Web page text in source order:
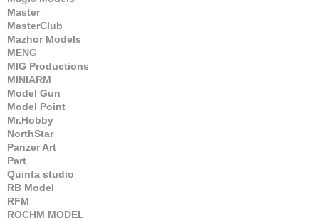
Master
MasterClub
Mazhor Models
MENG
MIG Productions
MINIARM
Model Gun
Model Point
Mr.Hobby
NorthStar
Panzer Art
Part
Quinta studio
RB Model
RFM
ROCHM MODEL